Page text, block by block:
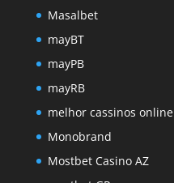
Masalbet
mayBT
mayPB
mayRB
melhor cassinos online
Monobrand
Mostbet Casino AZ